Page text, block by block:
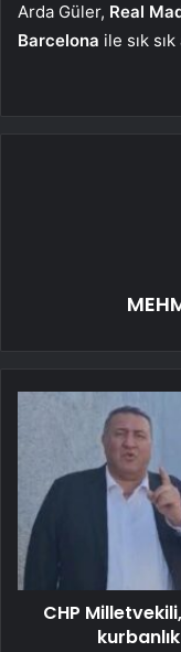
Arda Güler, Real
Barcelona ile sık
CHP